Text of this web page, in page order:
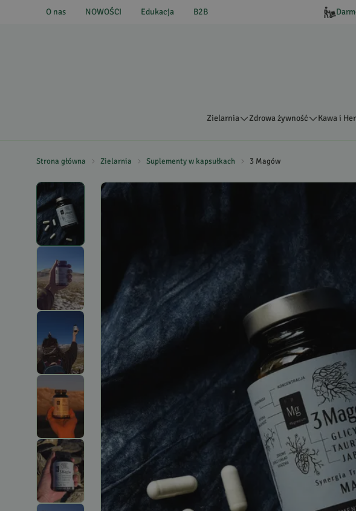
O nas NOWOŚCI Edukacja B2B
Zielarnia Zdrowa żywność Kawa i
Strona główna Zielarnia Suplementy w kapsułkach 3 Magów